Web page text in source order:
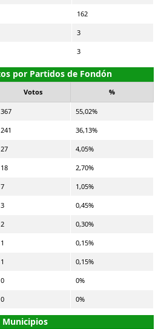
162
3
3
por Partidos de Fondón
Votos %
367 55,02%
241 36,13%
27 4,05%
18 2,70%
7 1,05%
3 0,45%
2 0,30%
1 0,15%
1 0,15%
0 0%
0 0%
Municipios